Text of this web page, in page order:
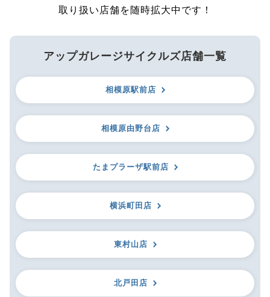
取り扱い店舗を随時拡大中です！
アップガレージサイクルズ店舗一覧
相模原駅前店
相模原由野台店
たまプラーザ駅前店
横浜町田店
東村山店
北戸田店